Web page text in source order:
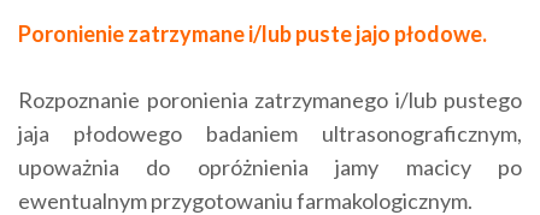
Poronienie zatrzymane i/lub puste jajo płodowe.
Rozpoznanie poronienia zatrzymanego i/lub pustego
jaja płodowego badaniem ultrasonograficznym,
upoważnia do opróżnienia jamy macicy po
ewentualnym przygotowaniu farmakologicznym.